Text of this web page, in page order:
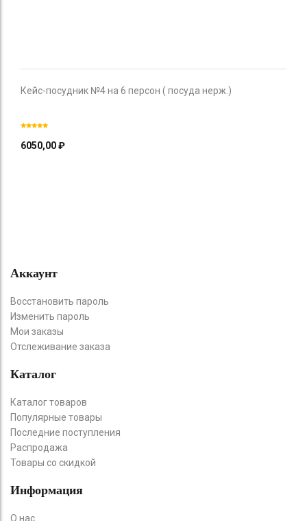
Кейс-посудник №4 на 6 персон ( посуда нерж.)
6050,00₽
Аккаунт
Восстановить пароль
Изменить пароль
Мои заказы
Отслеживание заказа
Каталог
Каталог товаров
Популярные товары
Последние поступления
Распродажа
Товары со скидкой
Информация
О нас